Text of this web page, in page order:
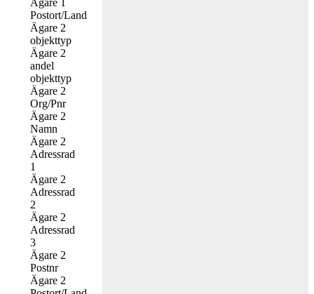
Ägare 1
Postort/Land
Ägare 2
objekttyp
Ägare 2
andel
objekttyp
Ägare 2
Org/Pnr
Ägare 2
Namn
Ägare 2
Adressrad
1
Ägare 2
Adressrad
2
Ägare 2
Adressrad
3
Ägare 2
Postnr
Ägare 2